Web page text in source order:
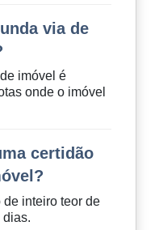
via de
imóvel é
onde o imóvel
certidão
inteiro teor de
dias.